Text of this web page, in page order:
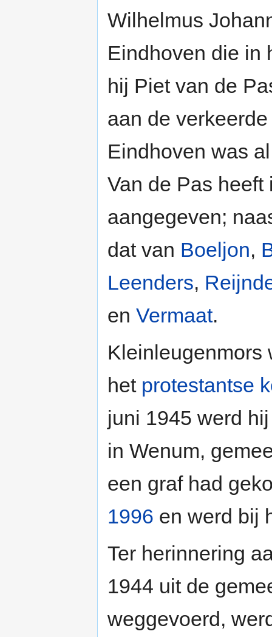
Wilhelmus
Eindhoven die in
hij Piet van de
aan de
Eindhoven was
Van de Pas
aangegeven;
dat van Boeljon,
Leenders,
en Vermaat.
Kleinleugenmors
het protestantse
juni 1945 werd
in Wenum,
een graf had
1996 en werd bij
Ter herinnering
1944 uit de
weggevoerd,